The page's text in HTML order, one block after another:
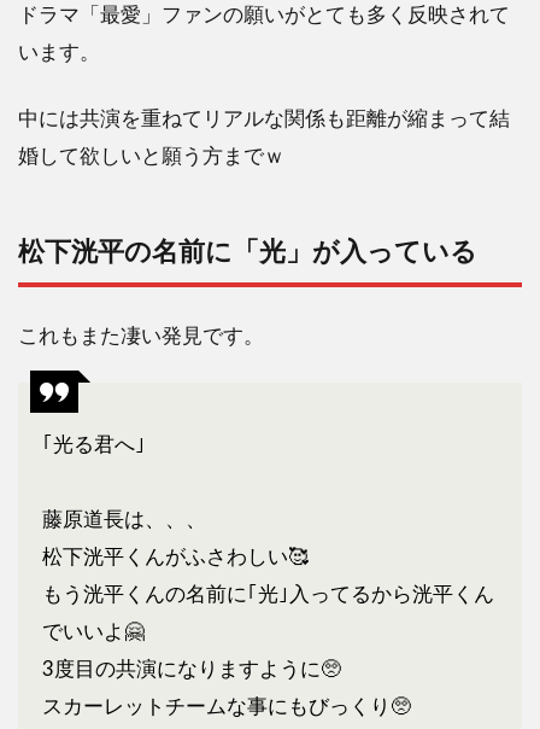
ドラマ「最愛」ファンの願いがとても多く反映されて
います。
中には共演を重ねてリアルな関係も距離が縮まって結
婚して欲しいと願う方までｗ
松下洸平の名前に「光」が入っている
これもまた凄い発見です。
｢光る君へ｣
藤原道長は、、、
松下洸平くんがふさわしい🥰
もう洸平くんの名前に｢光｣入ってるから洸平くん
でいいよ🤗
3度目の共演になりますように🥺
スカーレットチームな事にもびっくり🥺